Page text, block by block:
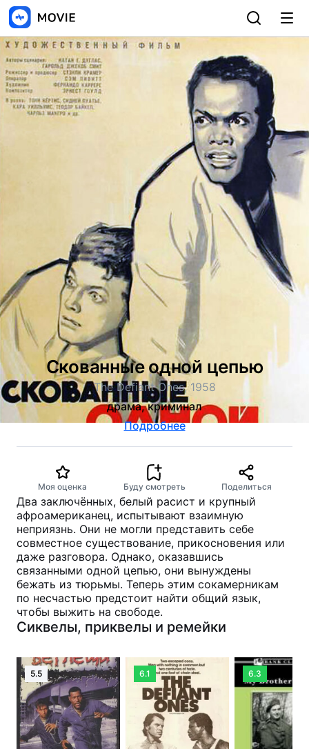
Скованные одной цепью
The Defiant Ones, 1958
драма, криминал
Подробнее
Моя оценка Буду смотреть Поделиться
Два заключённых, белый расист и крупный
афроамериканец, испытывают взаимную
неприязнь. Они не могли представить себе
совместное существование, прикосновения или
даже разговора. Однако, оказавшись
связанными одной цепью, они вынуждены
бежать из тюрьмы. Теперь этим сокамерникам
по несчастью предстоит найти общий язык,
чтобы выжить на свободе.
Сиквелы, приквелы и ремейки
5.5 6.1 6.3